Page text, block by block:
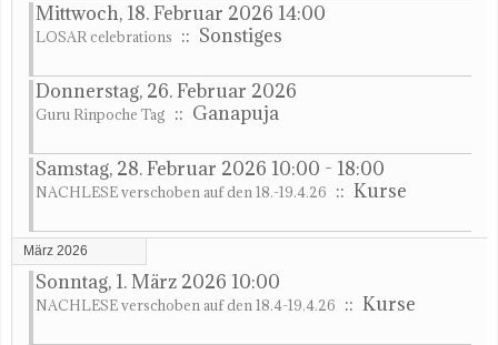
Mittwoch, 18. Februar 2026 14:00
LOSAR celebrations :: Sonstiges
Donnerstag, 26. Februar 2026
Guru Rinpoche Tag :: Ganapuja
Samstag, 28. Februar 2026 10:00 - 18:00
NACHLESE verschoben auf den 18.-19.4.26 :: Kurse
März 2026
Sonntag, 1. März 2026 10:00
NACHLESE verschoben auf den 18.4-19.4.26 :: Kurse